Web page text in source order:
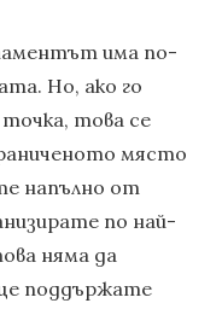
има по-
Но, ако го
това се
място
напълно от
по най-
няма да
поддържате